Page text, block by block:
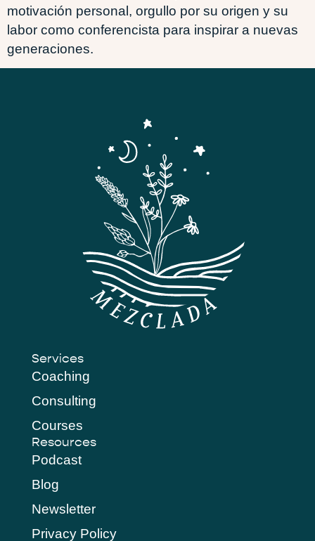
motivación personal, orgullo por su origen y su
labor como conferencista para inspirar a nuevas
generaciones.
Services
Coaching
Consulting
Courses
Resources
Podcast
Blog
Newsletter
Privacy Policy